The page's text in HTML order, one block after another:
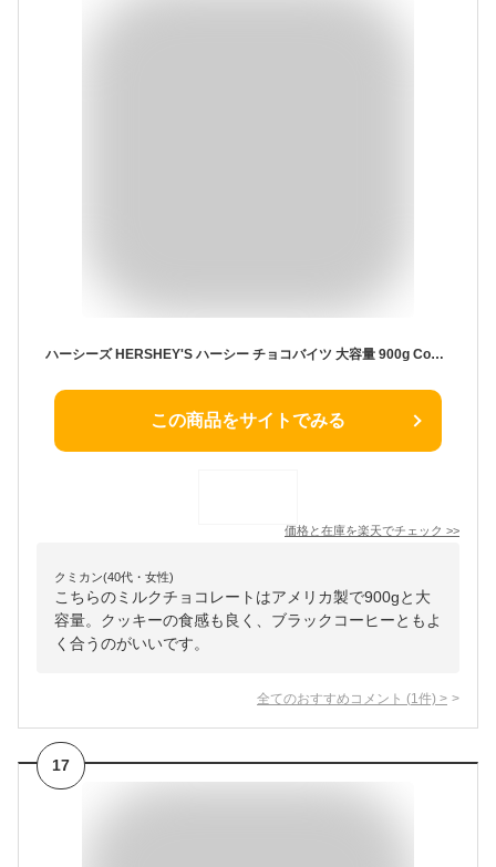
ハーシーズ HERSHEY'S ハーシー チョコバイツ 大容量 900g Cookies'n'chocolate CHOCO BITES お徳用 業務用 海外チョコレート 配布用お菓子 たっぷり おつまみ おやつ バレンタイン ミルクチョコレート クッキーインチョコ 輸入菓子 アメリカ
この商品をサイトでみる
価格と在庫を楽天でチェック >>
クミカン(40代・女性)
こちらのミルクチョコレートはアメリカ製で900gと大
容量。クッキーの食感も良く、ブラックコーヒーともよ
く合うのがいいです。
全てのおすすめコメント (1 件) >
17